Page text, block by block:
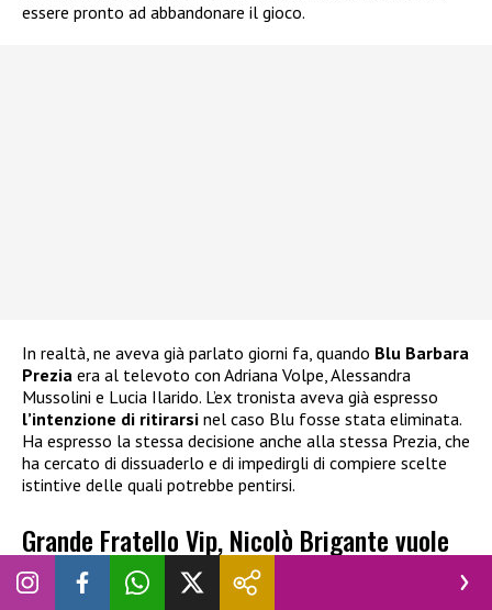
essere pronto ad abbandonare il gioco.
In realtà, ne aveva già parlato giorni fa, quando Blu Barbara
Prezia era al televoto con Adriana Volpe, Alessandra
Mussolini e Lucia Ilarido. L’ex tronista aveva già espresso
l’intenzione di ritirarsi nel caso Blu fosse stata eliminata.
Ha espresso la stessa decisione anche alla stessa Prezia, che
ha cercato di dissuaderlo e di impedirgli di compiere scelte
istintive delle quali potrebbe pentirsi.
Grande Fratello Vip, Nicolò Brigante vuole
abbandonare: cosa è successo